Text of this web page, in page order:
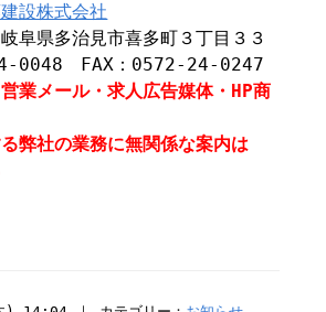
設株式会社
県多治見市喜多町３丁目３３
0048 FAX：0572-24-0247
業メール・求人広告媒体・HP商
弊社の業務に無関係な案内は